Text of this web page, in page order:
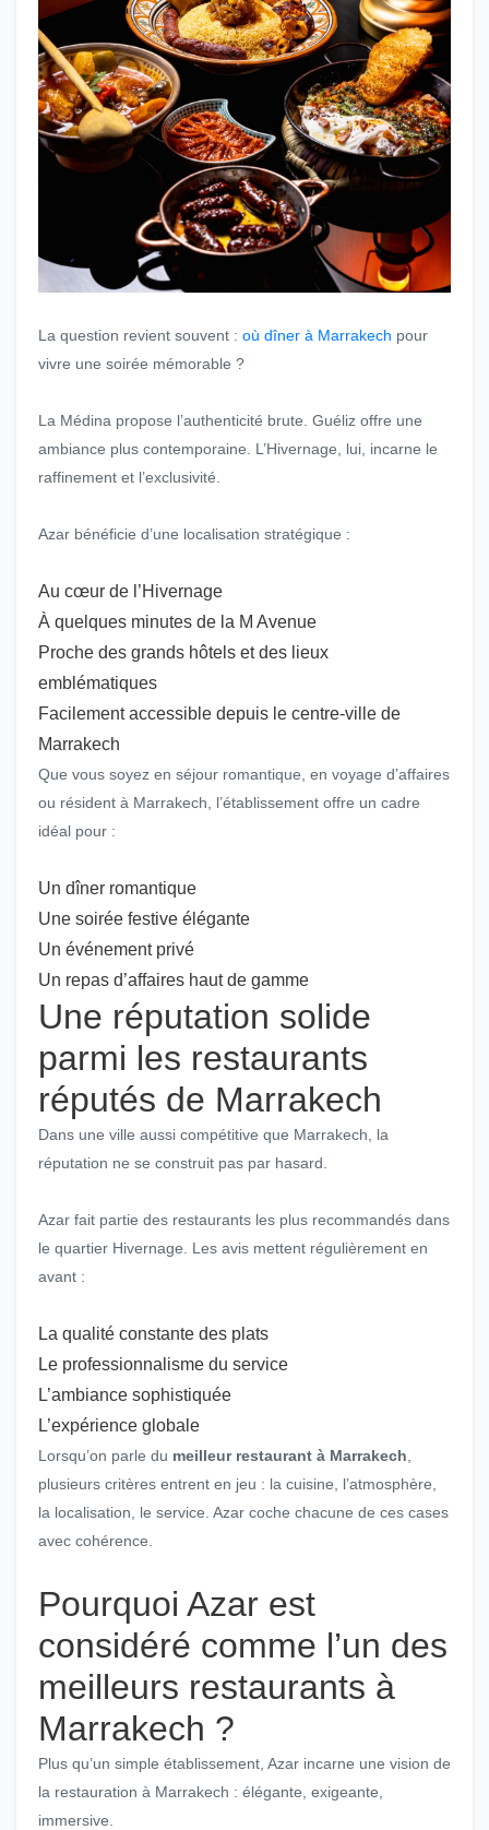
La question revient souvent : où dîner à Marrakech pour
vivre une soirée mémorable ?
La Médina propose l’authenticité brute. Guéliz offre une
ambiance plus contemporaine. L’Hivernage, lui, incarne le
raffinement et l’exclusivité.
Azar bénéficie d’une localisation stratégique :
Au cœur de l’Hivernage
À quelques minutes de la M Avenue
Proche des grands hôtels et des lieux
emblématiques
Facilement accessible depuis le centre-ville de
Marrakech
Que vous soyez en séjour romantique, en voyage d’affaires
ou résident à Marrakech, l’établissement offre un cadre
idéal pour :
Un dîner romantique
Une soirée festive élégante
Un événement privé
Un repas d’affaires haut de gamme
Une réputation solide
parmi les restaurants
réputés de Marrakech
Dans une ville aussi compétitive que Marrakech, la
réputation ne se construit pas par hasard.
Azar fait partie des restaurants les plus recommandés dans
le quartier Hivernage. Les avis mettent régulièrement en
avant :
La qualité constante des plats
Le professionnalisme du service
L’ambiance sophistiquée
L’expérience globale
Lorsqu’on parle du meilleur restaurant à Marrakech
plusieurs critères entrent en jeu : la cuisine, l’atmosphère,
la localisation, le service. Azar coche chacune de ces cases
avec cohérence.
Pourquoi Azar est
considéré comme l’un des
meilleurs restaurants à
Marrakech ?
Plus qu’un simple établissement, Azar incarne une vision de
la restauration à Marrakech : élégante, exigeante,
immersive.